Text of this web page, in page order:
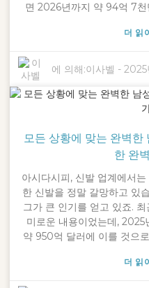
면 2026년까지 약 94억 7천
건강과 웰빙에 대한 인식이
제공하는 실내 샌들을 찾고
Crossleap Co., Ltd.)은 2016
만 의미 있는 모토를 내걸고
이러한 증가하는 수요를 충
두는 저희의 철학은 트렌디
만 선택할 필요가 없다는 것
편안함에 맞는 완벽한 실내
자 합니다. 이를 통해 자신감
할 수
더 읽
에 의해:이사벨 -2025
모든 상황에 맞는 완벽한
한 완
아시다시피, 신발 업계에서
한 신발을 정말 갈망하고 있
그가 큰 인기를 얻고 있죠.
미로운 내용이었는데,
약 950억 달러에 이를 것으
변화, 바로 편안함과 기능
더 읽